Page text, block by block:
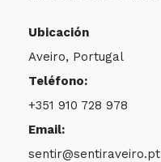
Ubicación
Aveiro, Portugal
Teléfono:
+351 910 728 978
Email:
sentir@sentiraveiro.pt